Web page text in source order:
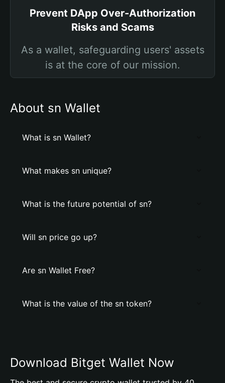
Prevent DApp Over-Authorization
Risks and Scams
As a wallet, safeguarding users' assets
is at the core of our mission.
About sn Wallet
What is sn Wallet?
What makes sn unique?
What is the future potential of sn?
Will sn price go up?
Are sn Wallet Free?
What is the value of the sn token?
Download Bitget Wallet Now